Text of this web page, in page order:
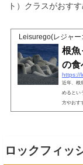
ト）クラスがおすす
Leisurego(レジャー
根魚
の食
https://
近年、根
めるとい
方やおす
な）とは
ロックフィッ